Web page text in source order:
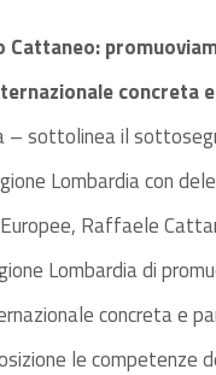
concreta
– sottolinea il
Lombardia con
Raffaele
Lombardia di
concreta e
le competenze